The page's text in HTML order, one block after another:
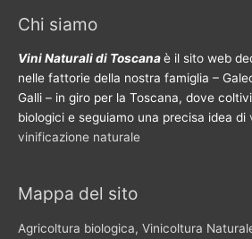
Chi siamo
Vini Naturali di Toscanaè il sito web
nelle fattorie della nostra famiglia –
Galli – in giro per la Toscana, dove
biologici e seguiamo una precisa idea di
vinificazione naturale
Mappa del sito
Agricoltura biologica, Vinicoltura